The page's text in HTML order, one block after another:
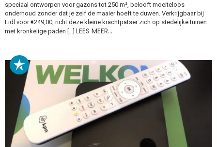
speciaal ontworpen voor gazons tot 250 m², belooft moeiteloos
onderhoud zonder dat je zelf de maaier hoeft te duwen. Verkrijgbaar bij
Lidl voor €249,00, richt deze kleine krachtpatser zich op stedelijke tuinen
met kronkelige paden […] LEES MEER…